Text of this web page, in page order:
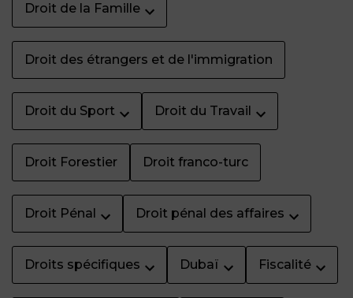
Droit de la Famille
Droit des étrangers et de l'immigration
Droit du Sport Droit du Travail
Droit Forestier Droit franco-turc
Droit Pénal Droit pénal des affaires
Droits spécifiques Dubaï Fiscalité